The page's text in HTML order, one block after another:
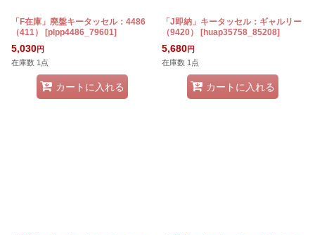
「F在庫」廃盤キータッセル：4486
（411）
[plpp4486_79601]
5,030円
在庫数 1点
カートに入れる
「J即納」キータッセル：ギャルリー
（9420）
[huap35758_85208]
5,680円
在庫数 1点
カートに入れる